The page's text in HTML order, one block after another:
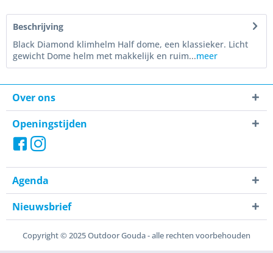
Beschrijving
Black Diamond klimhelm Half dome, een klassieker. Licht
gewicht Dome helm met makkelijk en ruim...meer
Over ons
Openingstijden
Agenda
Nieuwsbrief
Copyright © 2025 Outdoor Gouda - alle rechten voorbehouden